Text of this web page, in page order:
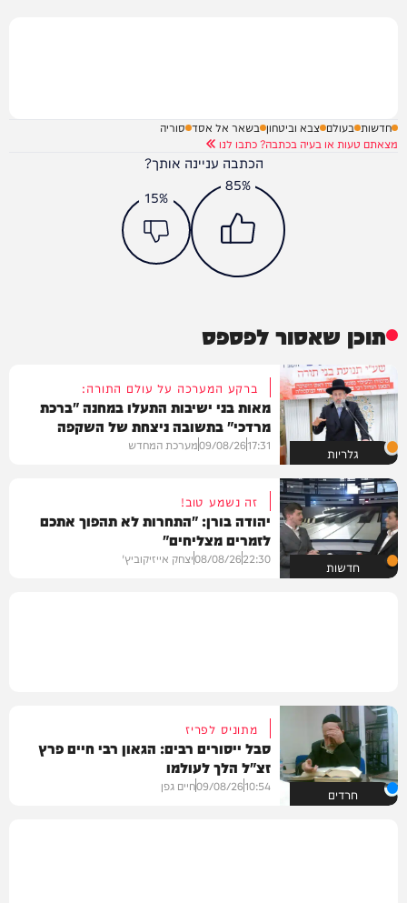
חדשות בעולם צבא וביטחון בשאר אל אסד סוריה
מצאתם טעות או בעיה בכתבה? כתבו לנו
הכתבה עניינה אותך?
85%
15%
תוכן שאסור לפספס
גלריות
ברקע המערכה על עולם התורה:
מאות בני ישיבות התעלו במחנה "ברכת
מרדכי" בתשובה ניצחת של השקפה
בהירה
17:31
09/08/26מערכת המחדש
חדשות
זה נשמע טוב!
יהודה בורן: "התחרות לא תהפוך אתכם
לזמרים מצליחים"
22:30
08/08/26יצחק אייזיקוביץ'
חרדים
מתוניס לפריז
סבל ייסורים רבים: הגאון רבי חיים פרץ
זצ"ל הלך לעולמו
10:54
09/08/26חיים גפן